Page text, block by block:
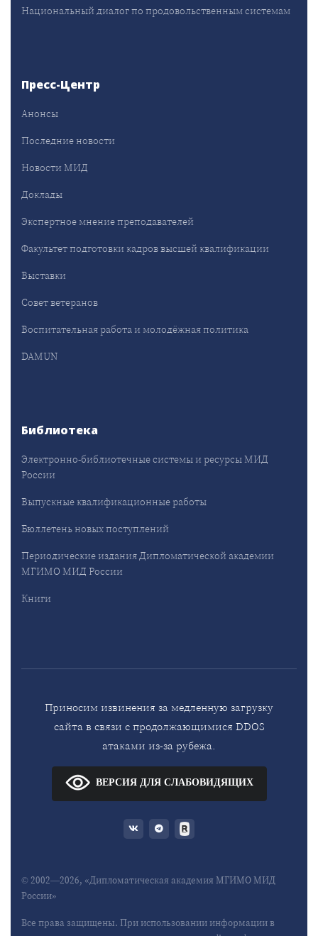
Национальный диалог по продовольственным системам
Пресс-Центр
Анонсы
Последние новости
Новости МИД
Доклады
Экспертное мнение преподавателей
Факультет подготовки кадров высшей квалификации
Выставки
Совет ветеранов
Воспитательная работа и молодёжная политика
DAMUN
Библиотека
Электронно-библиотечные системы и ресурсы МИД
России
Выпускные квалификационные работы
Бюллетень новых поступлений
Периодические издания Дипломатической академии
МГИМО МИД России
Книги
Приносим извинения за медленную загрузку
сайта в связи с продолжающимися DDOS
атаками из-за рубежа.
ВЕРСИЯ ДЛЯ СЛАБОВИДЯЩИХ
© 2002—2026, «Дипломатическая академия МГИМО МИД
России»
Все права защищены. При использовании информации в